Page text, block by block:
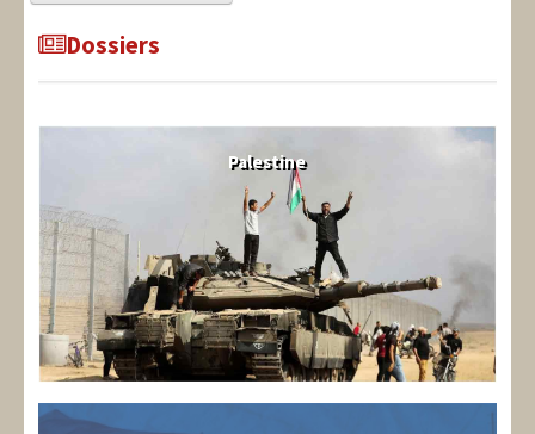
Dossiers
Palestine